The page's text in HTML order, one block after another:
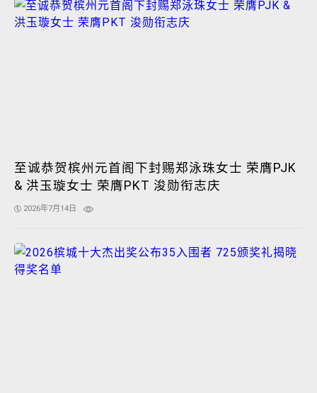
至诚恭贺槟州元首阁下封赐郑泳珠女士 荣膺PJK
& 洪玉璇女士 荣膺PKT 浚勋衔志庆
2026年7月14日